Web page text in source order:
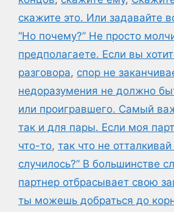
скажите это. Или задавайте
“Но почему?” Не просто
предполагаете. Если вы
разговора, спор не
недоразумения не должно
или проигравшего. Самый
так и для пары. Если моя
что-то, так что не
случилось?” В большинстве
партнер отбрасывает свою
ты можешь добраться до